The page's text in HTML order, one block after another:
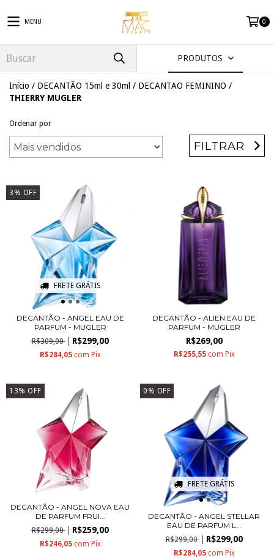
MENU 0
PRODUTOS
Início / DECANTÃO 15ml e 30ml / DECANTAO FEMININO /
THIERRY MUGLER
Ordenar por
FILTRAR
3 % OFF
FRETE GRÁTIS
DECANTÃO - ANGEL EAU DE
PARFUM - MUGLER
R$309,00 R$299,00
R$284,05 com Pix
DECANTÃO - ALIEN EAU DE
PARFUM - MUGLER
R$269,00
R$255,55 com Pix
13% OFF
DECANTÃO - ANGEL NOVA EAU
DE PARFUM FRUI...
R$299,00 R$259,00
R$246,05 com Pix
0 % OFF
FRETE GRÁTIS
DECANTÃO - ANGEL STELLAR
EAU DE PARFUM L...
R$299,00 R$299,00
R$284,05 com Pix